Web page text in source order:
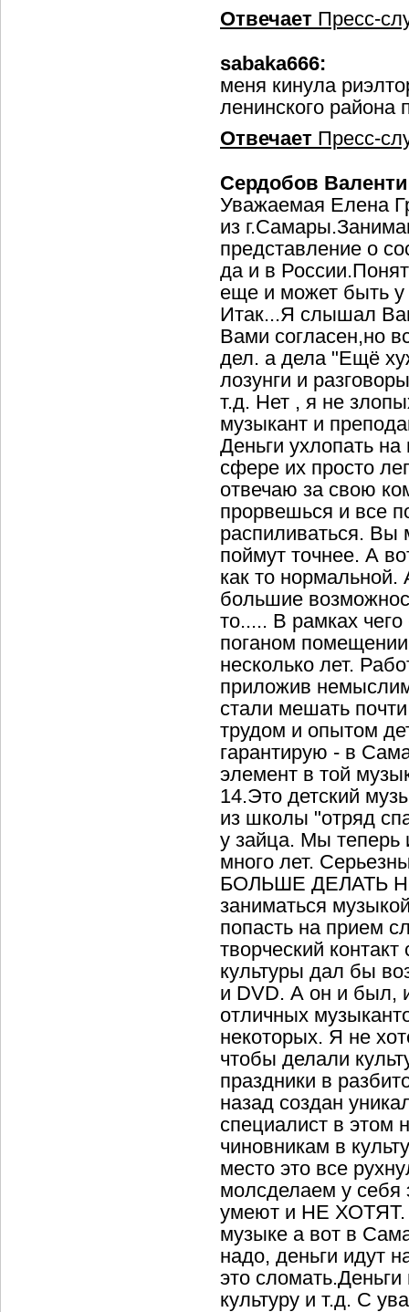
Отвечает Пресс-
sabaka666:
меня кинула
ленинского района
Отвечает Пресс-
Сердобов
Уважаемая Елена
из
представление о
да и в
еще и может быть
Итак...Я слышал
Вами согласен,но
дел. а дела "Ещё
лозунги и
т.д. Нет , я не
музыкант и
Деньги ухлопать на
сфере их просто
отвечаю за свою
прорвешься и все
распиливаться. Вы
поймут точнее. А
как то
большие
то..... В рамках
поганом
несколько лет.
приложив
стали мешать
трудом и опытом
гарантирую - в
элемент в той
14.Это детский
из школы "отряд
у зайца. Мы
много лет.
БОЛЬШЕ ДЕЛАТЬ
заниматься
попасть на прием
творческий
культуры дал бы
и DVD. А он и был,
отличных
некоторых. Я не
чтобы делали
праздники в
назад создан
специалист в этом
чиновникам в
место это все
молсделаем у себя
умеют и НЕ ХОТЯТ.
музыке а вот в
надо, деньги идут
это
культуру и т.д. С